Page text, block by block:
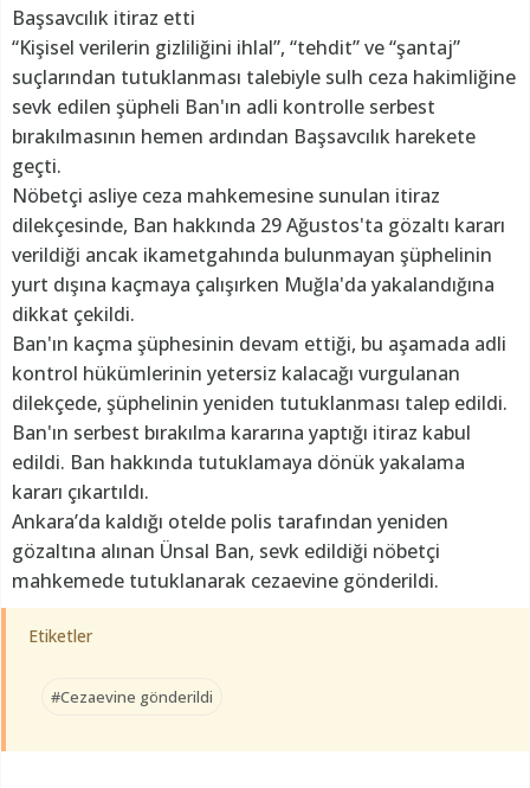
Başsavcılık itiraz etti
“Kişisel verilerin gizliliğini ihlal”, “tehdit” ve “şantaj”
suçlarından tutuklanması talebiyle sulh ceza hakimliğine
sevk edilen şüpheli Ban'ın adli kontrolle serbest
bırakılmasının hemen ardından Başsavcılık harekete
geçti.
Nöbetçi asliye ceza mahkemesine sunulan itiraz
dilekçesinde, Ban hakkında 29 Ağustos'ta gözaltı kararı
verildiği ancak ikametgahında bulunmayan şüphelinin
yurt dışına kaçmaya çalışırken Muğla'da yakalandığına
dikkat çekildi.
Ban'ın kaçma şüphesinin devam ettiği, bu aşamada adli
kontrol hükümlerinin yetersiz kalacağı vurgulanan
dilekçede, şüphelinin yeniden tutuklanması talep edildi.
Ban'ın serbest bırakılma kararına yaptığı itiraz kabul
edildi. Ban hakkında tutuklamaya dönük yakalama
kararı çıkartıldı.
Ankara’da kaldığı otelde polis tarafından yeniden
gözaltına alınan Ünsal Ban, sevk edildiği nöbetçi
mahkemede tutuklanarak cezaevine gönderildi.
Etiketler
#Cezaevine gönderildi